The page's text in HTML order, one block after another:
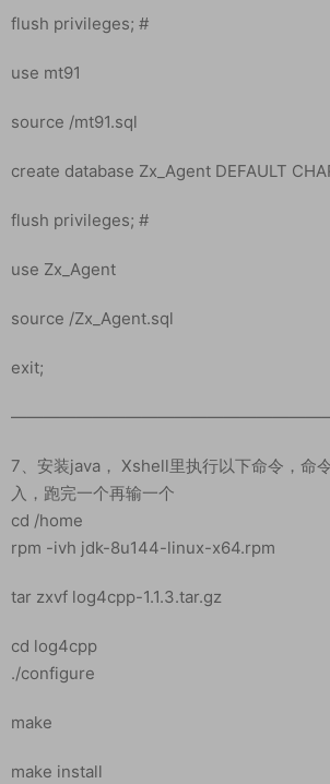
flush privileges; #
use mt91
source /mt91.sql
create database Zx_Agent DEFAULT
flush privileges; #
use Zx_Agent
source /Zx_Agent.sql
exit;
7、安装java， Xshell里执行以下命令，命
入，跑完一个再输一个
cd /home
rpm -ivh jdk-8u144-linux-x64.rpm
tar zxvf log4cpp-1.1.3.tar.gz
cd log4cpp
./configure
make
make install